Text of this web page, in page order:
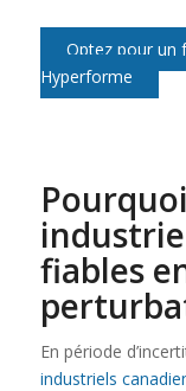
Optez pour un
Hyperforme
fiables
En période
industriels